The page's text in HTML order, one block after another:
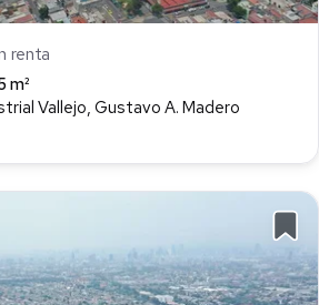
renta
m²
Vallejo, Gustavo A. Madero